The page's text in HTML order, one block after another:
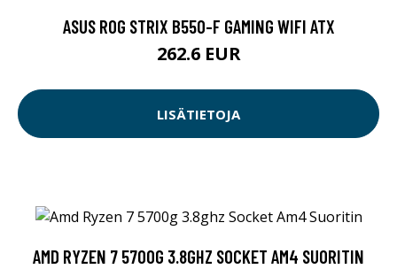
ASUS ROG STRIX B550-F GAMING WIFI ATX
262.6 EUR
LISÄTIETOJA
AMD RYZEN 7 5700G 3.8GHZ SOCKET AM4 SUORITIN